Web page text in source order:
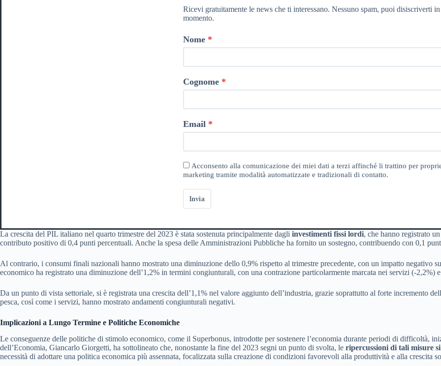
Ricevi gratuitamente le news che ti interessano. Nessuno spam, puoi disiscriverti
momento.
Nome
Cognome
Email
Acconsento alla comunicazione dei miei dati a terzi affinché li trattino per
marketing tramite modalità automatizzate e tradizionali di contatto.
Invia
La crescita del PIL italiano nel quarto trimestre del 2023 è stata sostenuta principalmente dagli investimenti fissi lordi, che hanno registrato
contributo positivo di 0,4 punti percentuali. Anche la spesa delle Amministrazioni Pubbliche ha fornito un sostegno, contribuendo con 0,1
Al contrario, i consumi finali nazionali hanno mostrato una diminuzione dello 0,9% rispetto al trimestre precedente, con un impatto negativo
economico ha registrato una diminuzione dell’1,2% in termini congiunturali, con una contrazione particolarmente marcata nei servizi (-2,2%)
Da un punto di vista settoriale, si è registrata una crescita dell’1,1% nel valore aggiunto dell’industria, grazie soprattutto al forte incremento
pesca, così come i servizi, hanno mostrato andamenti congiunturali negativi.
Implicazioni a Lungo Termine e Politiche Economiche
Le conseguenze delle politiche di stimolo economico, come il Superbonus, introdotte per sostenere l’economia durante periodi di difficoltà,
dell’Economia, Giancarlo Giorgetti, ha sottolineato che, nonostante la fine del 2023 segni un punto di svolta, le ripercussioni di tali misure
necessità di adottare una politica economica più assennata, focalizzata sulla creazione di condizioni favorevoli alla produttività e alla crescita